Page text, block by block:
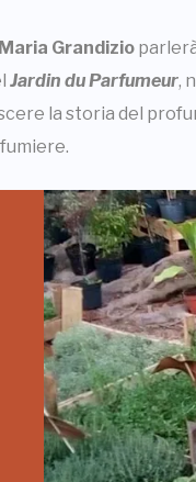
Grandizio
Jardin du Parfumeur,
la storia del